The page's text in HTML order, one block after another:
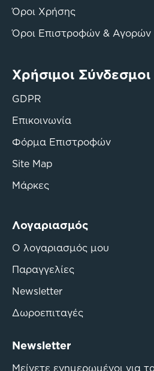
Όροι Χρήσης
Όροι Επιστροφών & Αγορών
Χρήσιμοι Σύνδεσμοι
GDPR
Επικοινωνία
Φόρμα Επιστροφών
Site Map
Μάρκες
Λογαριασμός
Ο λογαριασμός μου
Παραγγελίες
Newsletter
Δωροεπιταγές
Newsletter
Μείνετε ενημερωμένοι για